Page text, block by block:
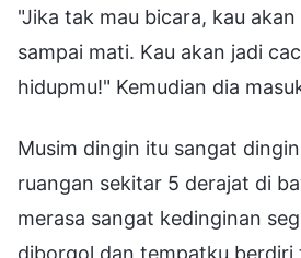
"Jika tak mau bicara, kau
sampai mati. Kau akan jadi
hidupmu!" Kemudian dia
Musim dingin itu sangat
ruangan sekitar 5 derajat di
merasa sangat kedinginan
diborgol dan tempatku berdiri